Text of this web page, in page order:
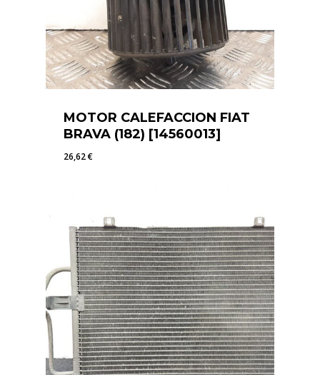
MOTOR CALEFACCION FIAT
BRAVA (182) [14560013]
26,62€